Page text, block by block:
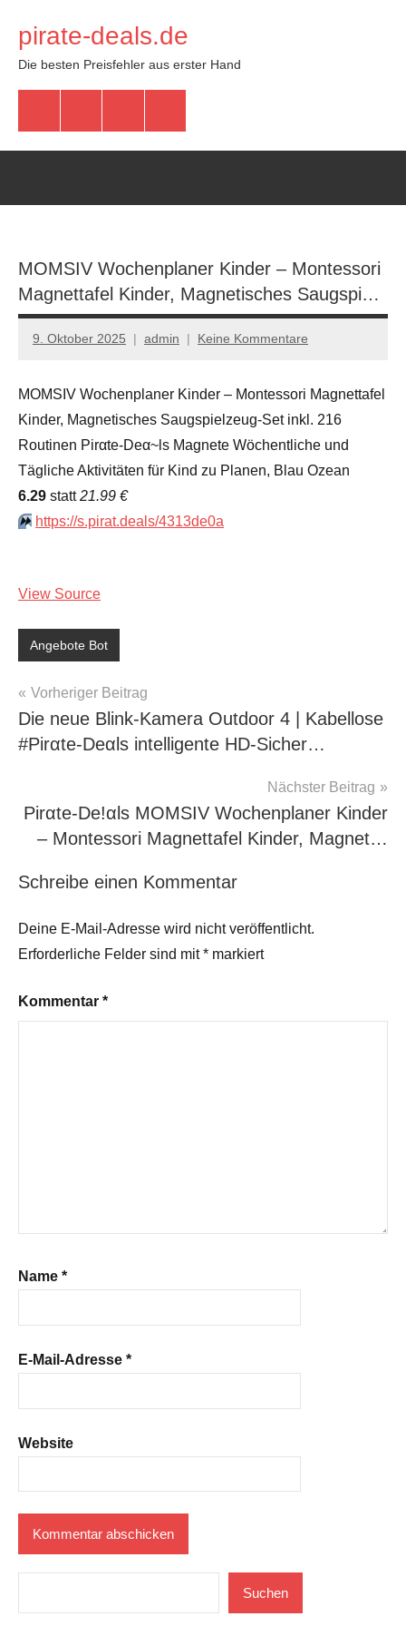
Inhalt
springen
pirate-deals.de
Die besten Preisfehler aus erster Hand
MOMSIV Wochenplaner Kinder – Montessori
Magnettafel Kinder, Magnetisches Saugspi…
9. Oktober 2025 admin Keine Kommentare
MOMSIV Wochenplaner Kinder – Montessori Magnettafel
Kinder, Magnetisches Saugspielzeug-Set inkl. 216
Routinen Pirαtе-Dеα~ls Magnete Wöchentliche und
Tägliche Aktivitäten für Kind zu Planen, Blau Ozean
6.29 statt21.99 €
⏩️ https://s.pirat.deals/4313de0a
View Source
Angebote Bot
Beitragsnavigation
Vorheriger Beitrag
Die neue Blink-Kamera Outdoor 4 | Kabellose
#Pirαtе-Dеαls intelligente HD-Sicher…
Nächster Beitrag
Pirαtе-Dе!αls MOMSIV Wochenplaner Kinder
– Montessori Magnettafel Kinder, Magnet…
Schreibe einen Kommentar
Deine E-Mail-Adresse wird nicht veröffentlicht.
Erforderliche Felder sind mit* markiert
Kommentar *
Name *
E-Mail-Adresse *
Website
Suchen